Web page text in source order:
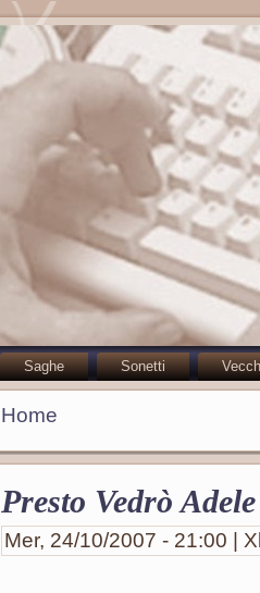
Saghe Sonetti
Home
Presto Vedrò Adele
Mer, 24/10/2007 - 21:00 |